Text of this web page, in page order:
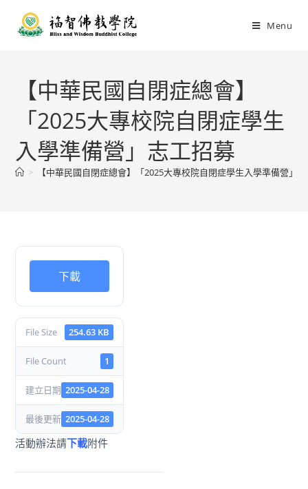
Menu
【中華民國自閉症總會】
「2025大專校院自閉症學生
入學準備營」志工招募
> 【中華民國自閉症總會】「2025大專校院自閉症學生入學準備營」
下載
File Size 254.63 KB
File Count 1
建立日期 2025-04-28
最後更新 2025-04-28
活動辦法請下載附件